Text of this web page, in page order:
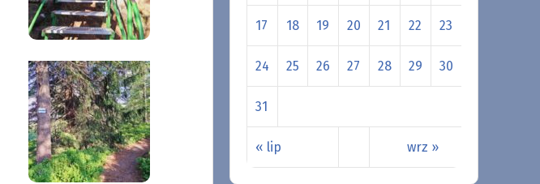
« lip wrz »
17 18 19 20 21 22 23
24 25 26 27 28 29 30
31